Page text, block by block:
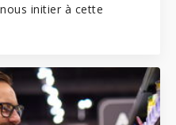
initier à cette